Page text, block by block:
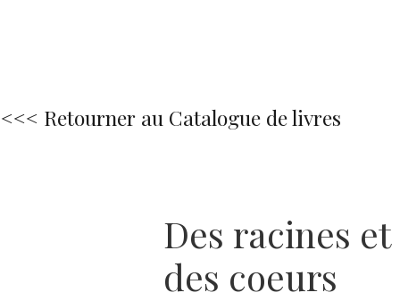
<<< Retourner au Catalogue de livres
Des racines et
des coeurs